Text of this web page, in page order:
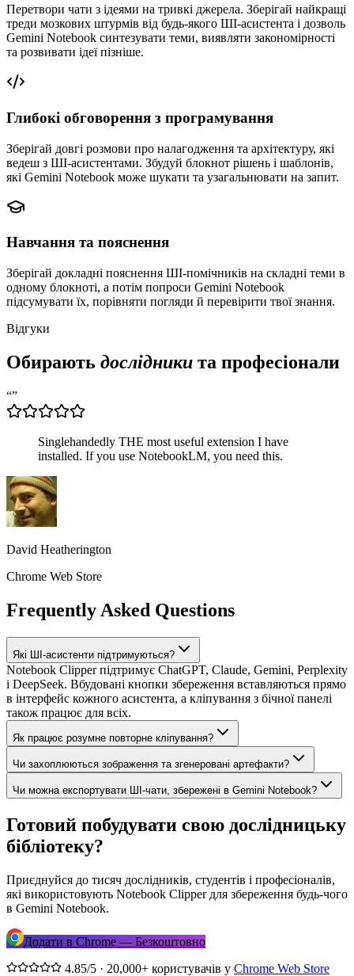
Перетвори чати з ідеями на тривкі джерела. Зберігай найкращі
треди мозкових штурмів від будь-якого ШІ-асистента і дозволь
Gemini Notebook синтезувати теми, виявляти закономірності
та розвивати ідеї пізніше.
Глибокі обговорення з програмування
Зберігай довгі розмови про налагодження та архітектуру, які
ведеш з ШІ-асистентами. Збудуй блокнот рішень і шаблонів,
які Gemini Notebook може шукати та узагальнювати на запит.
Навчання та пояснення
Зберігай докладні пояснення ШІ-помічників на складні теми в
одному блокноті, а потім попроси Gemini Notebook
підсумувати їх, порівняти погляди й перевірити твої знання.
Відгуки
Обирають дослідники та професіонали
“”
Singlehandedly THE most useful extension I have
installed. If you use NotebookLM, you need this.
David Heatherington
Chrome Web Store
Frequently Asked Questions
Які ШІ-асистенти підтримуються?
Notebook Clipper підтримує ChatGPT, Claude, Gemini, Perplexity
і DeepSeek. Вбудовані кнопки збереження вставляються прямо
в інтерфейс кожного асистента, а кліпування з бічної панелі
також працює для всіх.
Як працює розумне повторне кліпування?
Чи захоплюються зображення та згенеровані артефакти?
Чи можна експортувати ШІ-чати, збережені в Gemini Notebook?
Готовий побудувати свою дослідницьку
бібліотеку?
Приєднуйся до тисяч дослідників, студентів і професіоналів,
які використовують Notebook Clipper для збереження будь-чого
в Gemini Notebook.
Додати в Chrome — Безкоштовно
4.85/5 · 20,000+ користувачів у Chrome Web Store